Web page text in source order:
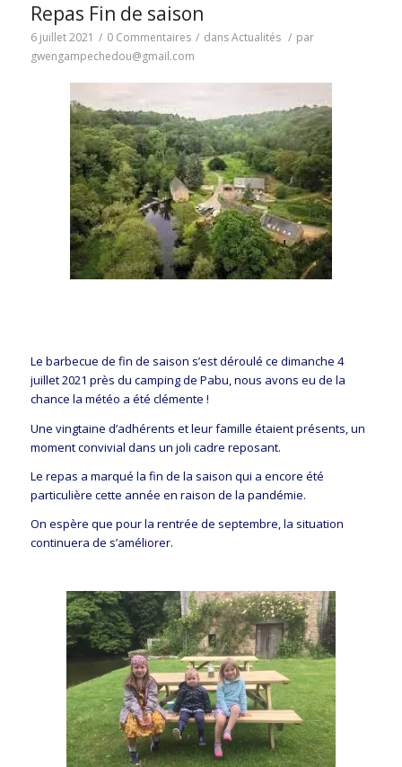
Repas Fin de saison
6 juillet 2021 / 0 Commentaires / dansActualités / par
gwengampechedou@gmail.com
Le barbecue de fin de saison s’est déroulé ce dimanche 4
juillet 2021 près du camping de Pabu, nous avons eu de la
chance la météo a été clémente !
Une vingtaine d’adhérents et leur famille étaient présents, un
moment convivial dans un joli cadre reposant.
Le repas a marqué la fin de la saison qui a encore été
particulière cette année en raison de la pandémie.
On espère que pour la rentrée de septembre, la situation
continuera de s’améliorer.